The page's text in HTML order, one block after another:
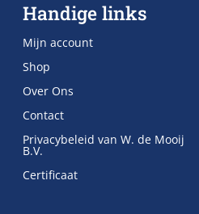
Handige links
Mijn account
Shop
Over Ons
Contact
Privacybeleid van W. de Mooij
B.V.
Certificaat